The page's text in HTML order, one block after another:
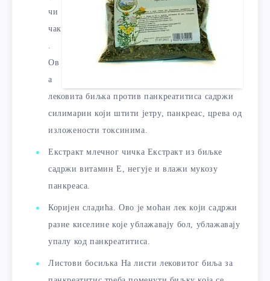
чи
чак
Ов
а
лековита биљка против панкреатитиса садржи
силимарин који штити јетру, панкреас, црева од
изложености токсинима.
Екстракт млечног чичка Екстракт из биљке
садржи витамин Е, негује и влажи мукозу
панкреаса.
Коријен сладића. Ово је моћан лек који садржи
разне киселине које ублажавају бол, ублажавају
упалу код панкреатитиса.
Листови босиљка На листи лековитог биља за